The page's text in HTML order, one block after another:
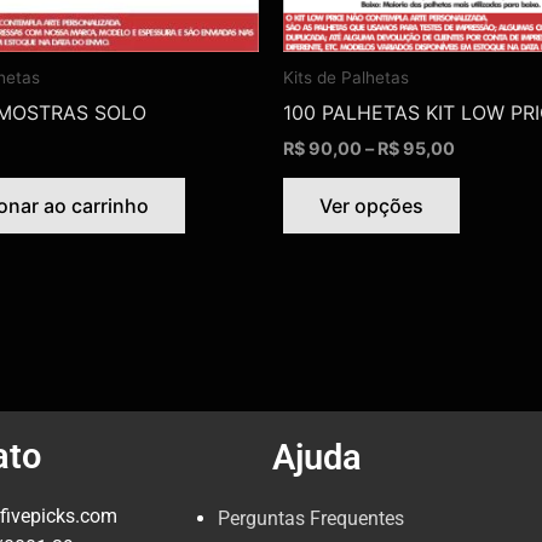
SOLO
ao carrinho
Kits de Palhetas
100 PALHETAS KIT LOW
R$90,00 – R$95,00
Ver opções
As
opções
ser
do
Ajuda
Perguntas Frequentes